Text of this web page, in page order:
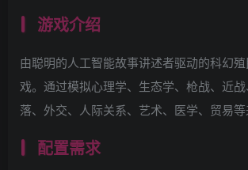
游戏介绍
由聪明的人工智能故事讲述者驱动的科幻
戏。通过模拟心理学、生态学、枪战、近
落、外交、人际关系、艺术、医学、贸易等
配置需求